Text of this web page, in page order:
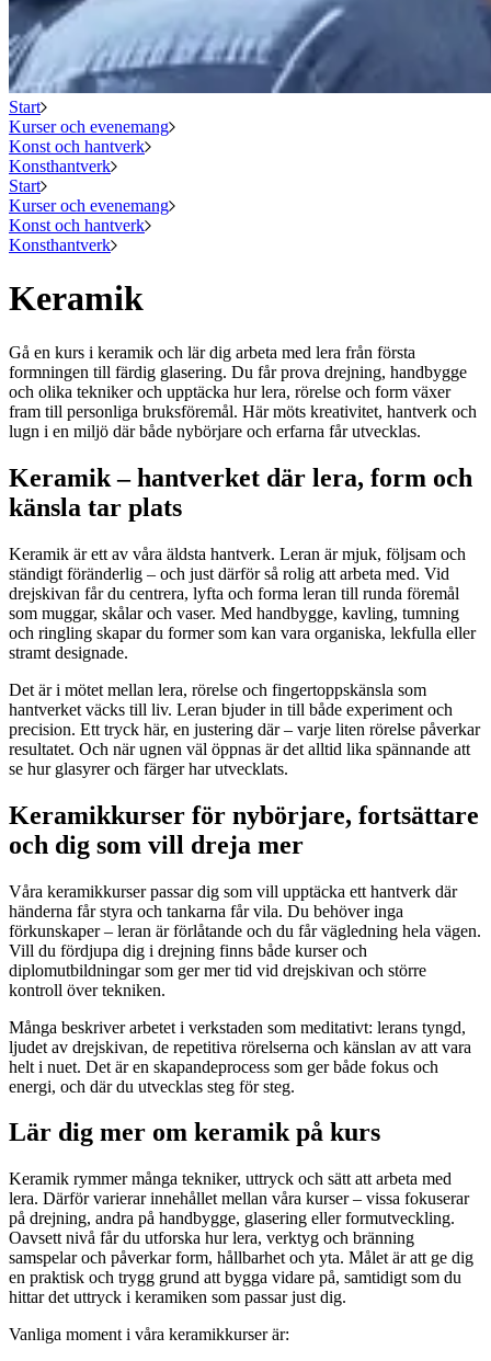
Start
Kurser och evenemang
Konst och hantverk
Konsthantverk
Start
Kurser och evenemang
Konst och hantverk
Konsthantverk
Keramik
Gå en kurs i keramik och lär dig arbeta med lera från första
formningen till färdig glasering. Du får prova drejning, handbygge
och olika tekniker och upptäcka hur lera, rörelse och form växer
fram till personliga bruksföremål. Här möts kreativitet, hantverk och
lugn i en miljö där både nybörjare och erfarna får utvecklas.
Keramik – hantverket där lera, form och
känsla tar plats
Keramik är ett av våra äldsta hantverk. Leran är mjuk, följsam och
ständigt föränderlig – och just därför så rolig att arbeta med. Vid
drejskivan får du centrera, lyfta och forma leran till runda föremål
som muggar, skålar och vaser. Med handbygge, kavling, tumning
och ringling skapar du former som kan vara organiska, lekfulla eller
stramt designade.
Det är i mötet mellan lera, rörelse och fingertoppskänsla som
hantverket väcks till liv. Leran bjuder in till både experiment och
precision. Ett tryck här, en justering där – varje liten rörelse påverkar
resultatet. Och när ugnen väl öppnas är det alltid lika spännande att
se hur glasyrer och färger har utvecklats.
Keramikkurser för nybörjare, fortsättare
och dig som vill dreja mer
Våra keramikkurser passar dig som vill upptäcka ett hantverk där
händerna får styra och tankarna får vila. Du behöver inga
förkunskaper – leran är förlåtande och du får vägledning hela vägen.
Vill du fördjupa dig i drejning finns både kurser och
diplomutbildningar som ger mer tid vid drejskivan och större
kontroll över tekniken.
Många beskriver arbetet i verkstaden som meditativt: lerans tyngd,
ljudet av drejskivan, de repetitiva rörelserna och känslan av att vara
helt i nuet. Det är en skapandeprocess som ger både fokus och
energi, och där du utvecklas steg för steg.
Lär dig mer om keramik på kurs
Keramik rymmer många tekniker, uttryck och sätt att arbeta med
lera. Därför varierar innehållet mellan våra kurser – vissa fokuserar
på drejning, andra på handbygge, glasering eller formutveckling.
Oavsett nivå får du utforska hur lera, verktyg och bränning
samspelar och påverkar form, hållbarhet och yta. Målet är att ge dig
en praktisk och trygg grund att bygga vidare på, samtidigt som du
hittar det uttryck i keramiken som passar just dig.
Vanliga moment i våra keramikkurser är: